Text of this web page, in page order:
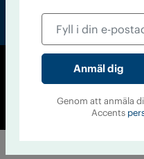
©
Cookiepolicy
Genom att anmäla
Accents